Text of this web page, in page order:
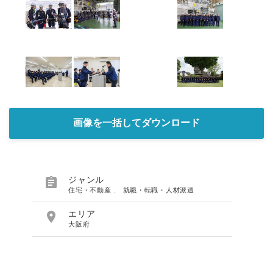
画像を一括してダウンロード
 ジャンル
住宅・不動産 就職・転職・人材派遣
 エリア
大阪府